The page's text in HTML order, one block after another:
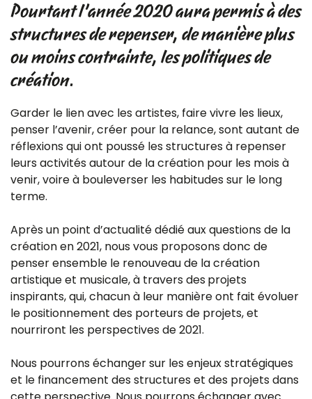
Pourtant l’année 2020 aura permis à des
structures de repenser, de manière plus
ou moins contrainte, les politiques de
création.
Garder le lien avec les artistes, faire vivre les lieux,
penser l’avenir, créer pour la relance, sont autant de
réflexions qui ont poussé les structures à repenser
leurs activités autour de la création pour les mois à
venir, voire à bouleverser les habitudes sur le long
terme.
Après un point d’actualité dédié aux questions de la
création en 2021, nous vous proposons donc de
penser ensemble le renouveau de la création
artistique et musicale, à travers desprojets
inspirants, qui, chacun à leur manière ont fait évoluer
le positionnement des porteurs de projets, et
nourriront les perspectives de 2021.
Nous pourrons échanger sur les enjeux stratégiques
et le financement des structures et des projets dans